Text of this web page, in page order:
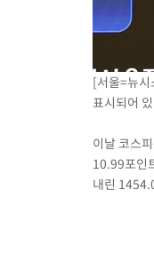
[서울=뉴시
표시되어
이날 코스
10.99포인
내린